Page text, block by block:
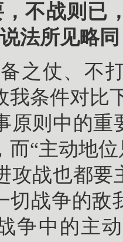
不战则已
法所见略同
之仗、不
我条件对比
原则中的
而“主动地
攻战也都要
切战争的
争中的主